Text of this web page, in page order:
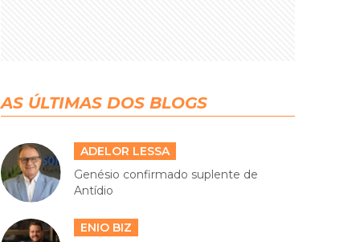
AS ÚLTIMAS DOS BLOGS
ADELOR LESSA
Genésio confirmado suplente de
Antídio
ENIO BIZ